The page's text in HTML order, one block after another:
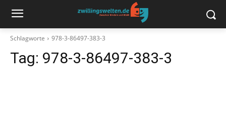
Schlagworte 978-3-86497-383-3
Tag: 978-3-86497-383-3